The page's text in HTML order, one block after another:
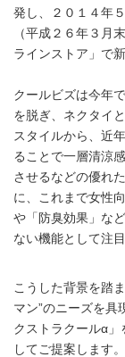
発し、２０１４年
（平成２６年３月
ラインストア」で
クールビズは今年
を脱ぎ、ネクタイ
スタイルから、近
ることで一層清涼
させるなどの優れ
に、これまで女性
や「防臭効果」な
ない機能として注
こうした背景を踏
マン”のニーズを具
クストラクールα」
してご提案します。